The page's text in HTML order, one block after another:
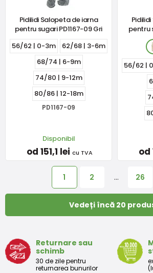
Pidilidi Salopeta de iarna
pentru sugari PD1167-09 Gri
56/62 | 0-3m
62/68 | 3-6m
68/74 | 6-9m
74/80 | 9-12m
80/86 | 12-18m
PD1167-09
Disponibil
od 151,1 lei cu TVA
pentru
56/62 |
od
1 2 … 26
Vedeți încă 20
Returnare sau
schimb
30 de zile pentru
returnarea bunurilor